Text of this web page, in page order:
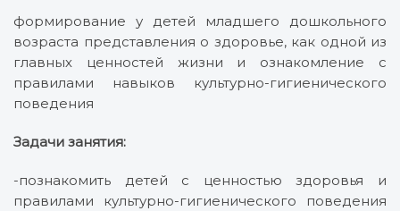
формирование у детей младшего дошкольного
возраста представления о здоровье, как одной из
главных ценностей жизни и ознакомление с
правилами навыков культурно-гигиенического
поведения
Задачи занятия:
-познакомить детей с ценностью здоровья и
правилами культурно-гигиенического поведения